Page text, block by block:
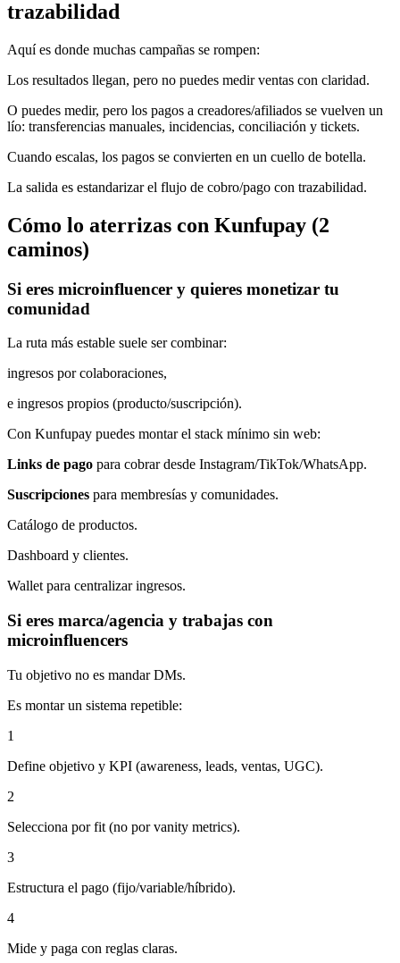
trazabilidad
Aquí es donde muchas campañas se rompen:
Los resultados llegan, pero no puedes medir ventas con claridad.
O puedes medir, pero los pagos a creadores/afiliados se vuelven un
lío: transferencias manuales, incidencias, conciliación y tickets.
Cuando escalas, los pagos se convierten en un cuello de botella.
La salida es estandarizar el flujo de cobro/pago con trazabilidad.
Cómo lo aterrizas con Kunfupay (2
caminos)
Si eres microinfluencer y quieres monetizar tu
comunidad
La ruta más estable suele ser combinar:
ingresos por colaboraciones,
e ingresos propios (producto/suscripción).
Con Kunfupay puedes montar el stack mínimo sin web:
Links de pago para cobrar desde Instagram/TikTok/WhatsApp.
Suscripciones para membresías y comunidades.
Catálogo de productos.
Dashboard y clientes.
Wallet para centralizar ingresos.
Si eres marca/agencia y trabajas con
microinfluencers
Tu objetivo no es mandar DMs.
Es montar un sistema repetible:
1
Define objetivo y KPI (awareness, leads, ventas, UGC).
2
Selecciona por fit (no por vanity metrics).
3
Estructura el pago (fijo/variable/híbrido).
4
Mide y paga con reglas claras.